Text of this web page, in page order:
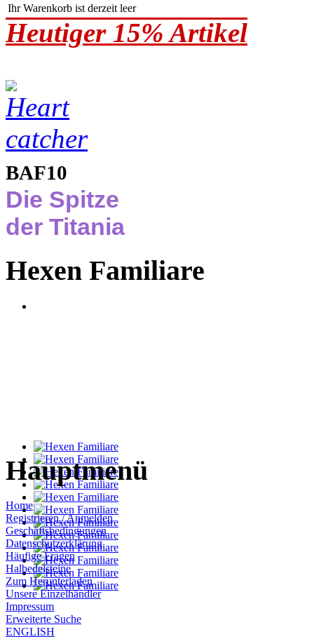
Ihr Warenkorb ist derzeit leer
Heutiger 15% Artikel
BAF10
Die Spitze
der Titania
Hexen Familiare
Hauptmenü
Home
Registrieren / Anmelden
Geschäftsbedingungen
Datenschutzerklärung
Häufige Fragen
Halbedelsteine
Zum Herunterladen
Unsere Einzelhändler
Impressum
Erweiterte Suche
ENGLISH